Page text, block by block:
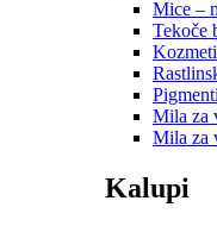
Mice –
Tekoče
Pigmenti
Mila za
Mila za
Kalupi